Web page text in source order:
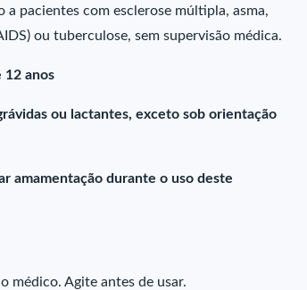
pacientes com esclerose múltipla, asma,
ou tuberculose, sem supervisão médica.
12 anos
ou lactantes, exceto sob orientação
amamentação durante o uso deste
médico. Agite antes de usar.